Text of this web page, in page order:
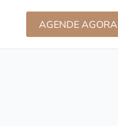
AGENDE AGORA